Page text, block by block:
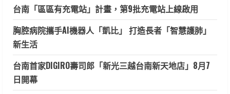
台南「區區有充電站」計畫，第9批充電站上線啟用
胸腔病院攜手AI機器人「凱比」 打造長者「智慧護肺」
新生活
台南首家DIGIRO壽司郎「新光三越台南新天地店」8月7
日開幕